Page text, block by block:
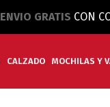
ENVIO GRATIS CON
CALZADO MOCHILAS Y